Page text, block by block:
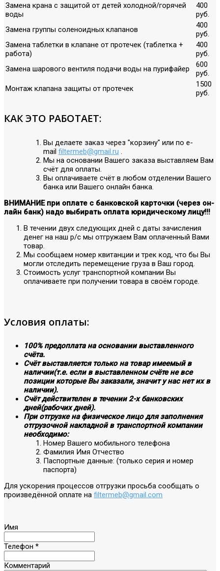
Замена крана с защитой от детей холодной/горячей
воды
400
руб.
Замена группы соленоидных клапанов
400
руб.
Замена таблетки в клапане от протечек (таблетка +
работа)
400
руб.
Замена шарового вентиля подачи воды на пурифайер
600
руб.
Монтаж клапана защиты от протечек
1500
руб.
КАК ЭТО РАБОТАЕТ:
Вы делаете заказ через "корзину" или по е-
mail filtermeb@gmail.ru .
Мы на основании Вашего заказа выставляем Вам
счёт для оплаты.
Вы оплачиваете счёт в любом отделении Вашего
банка или Вашего онлайн банка.
ВНИМАНИЕ при оплате с банковской карточки (через он-
лайн банк) надо выбирать оплата юридическому лицу!!!
В течении двух следующих дней с даты зачисления
денег на наш р/с мы отгружаем Вам оплаченный Вами
товар.
Мы сообщаем номер квитанции и трек код, что бы Вы
могли отследить перемещение груза в Ваш город.
Стоимость услуг транспортной компании Вы
оплачиваете при получении товара в своём городе.
Условия оплаты:
100% предоплата на основании выставленного
счёта.
Счёт выставляется только на товар имеемый в
наличии(т.е. если в выставленном счёте не все
позиции которые Вы заказали, значит у нас нет их в
наличии).
Счёт действителен в течении 2-х банковских
дней(рабочих дней).
При отгрузке на физическое лицо для заполнения
отгрузочной накладной в транспортной компании
необходимо:
Номер Вашего мобильного телефона
Фамилия Имя Отчество
Паспортные данные: (только серия и номер
паспорта)
Для ускорения процессов отгрузки просьба сообщать о
произведённой оплате на filtermeb@gmail.com
Имя
Телефон *
Комментарий